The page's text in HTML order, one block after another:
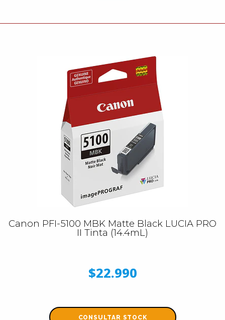
Canon PFI-5100 MBK Matte Black LUCIA PRO
II Tinta (14.4mL)
$22.990
CONSULTAR STOCK